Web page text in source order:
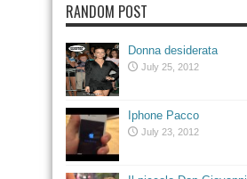
RANDOM POST
Donna desiderata
July 25, 2012
Iphone Pacco
July 23, 2012